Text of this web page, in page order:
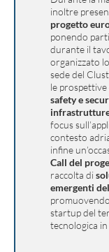
inoltre
progetto
ponendo
durante il
organizzato
sede del
le prospettive
safety e
focus
contesto
infine
Call del
raccolta di
emergenti
startup del
tecnologica